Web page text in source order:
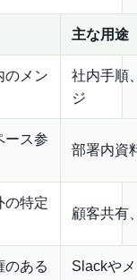
主な用途
のメン
社内手順
ジ
ース参
部署内資
の特定
顧客共有
のある
Slackや